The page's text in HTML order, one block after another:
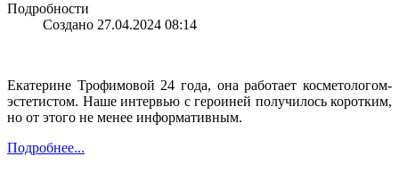
Подробности
Создано 27.04.2024 08:14
Екатерине Трофимовой 24 года, она работает косметологом-
эстетистом. Наше интервью с героиней получилось коротким,
но от этого не менее информативным.
Подробнее...